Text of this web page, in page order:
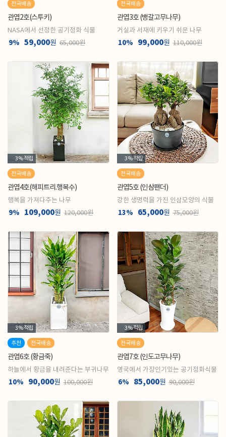
전국배송
관엽2호(스투키)
NASA에서 선정한 공기정화 식물
9% 59,000원 65,000원
전국배송
관엽3호 (뱅갈고무나무)
거실과 서재에 키우기 쉬운 나무
10% 99,000원 110,000원
3%적립
전국배송
관엽4호(해피트리.행복수)
행복을 가져다주는 나무
9% 109,000원 120,000원
3%적립
전국배송
관엽5호 (인삼팬더)
강한 생명력을 가진 인삼모양의 식물
13% 65,000원 75,000원
3%적립
추천 전국배송
관엽6호 (황금죽)
하늘에서 황금을 내려준다는 부귀나무
10% 90,000원 100,000원
3%적립
전국배송
관엽7호 (인도고무나무)
영국에서 가장인기있는 공기정화식물
6% 85,000원 90,000원